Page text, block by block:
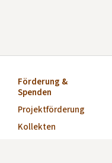
Förderung &
Spenden
Projektförderung
Kollekten